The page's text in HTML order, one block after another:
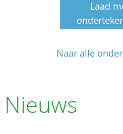
Laad
Naar alle
Nieuws